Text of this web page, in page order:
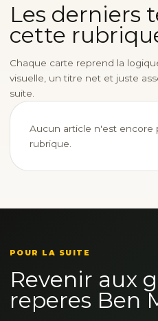
Les derniers
cette
Chaque carte reprend la
visuelle, un titre net et juste
suite.
Aucun article n'est encore
rubrique.
POUR LA SUITE
Revenir aux
reperes Ben